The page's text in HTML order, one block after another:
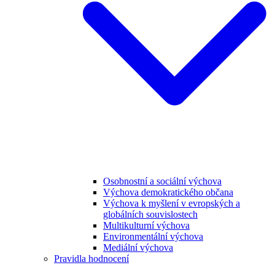
Osobnostní a sociální výchova
Výchova demokratického občana
Výchova k myšlení v evropských a
globálních souvislostech
Multikulturní výchova
Environmentální výchova
Mediální výchova
Pravidla hodnocení